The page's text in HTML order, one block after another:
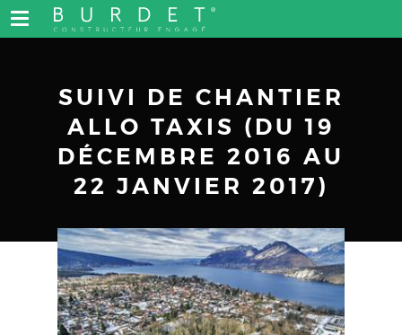
SUIVI DE CHANTIER
ALLO TAXIS (DU 19
DÉCEMBRE 2016 AU
22 JANVIER 2017)